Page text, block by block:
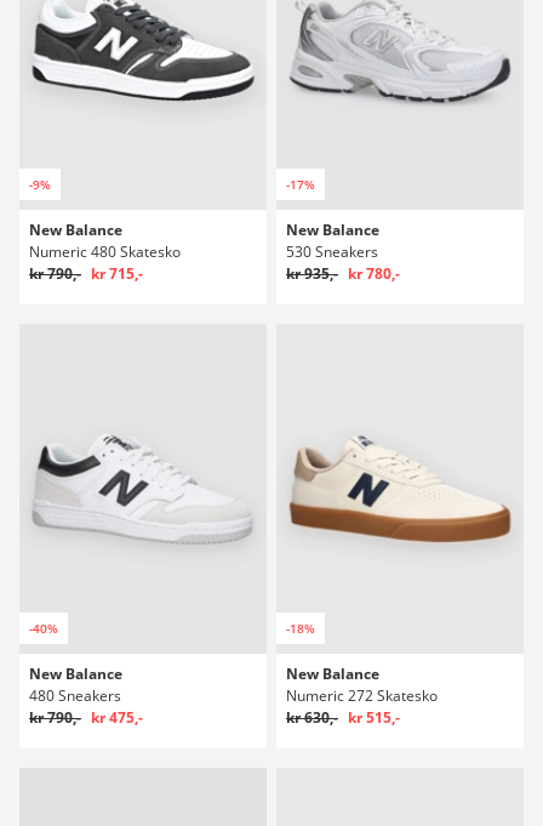
-9%
New Balance
Numeric 480 Skatesko
kr 790,- kr 715,-
-17%
New Balance
530 Sneakers
kr 935,- kr 780,-
-40%
New Balance
480 Sneakers
kr 790,- kr 475,-
-18%
New Balance
Numeric 272 Skatesko
kr 630,- kr 515,-